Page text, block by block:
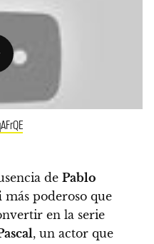
de Pablo
más poderoso que
en la serie
, un actor que